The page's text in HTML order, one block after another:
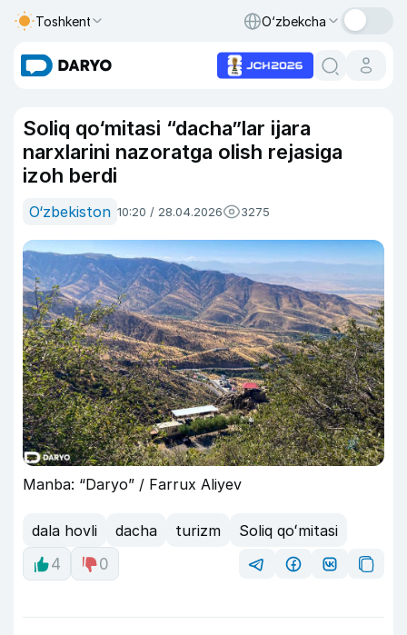
Toshkent O‘zbekcha
Soliq qo‘mitasi “dacha”lar ijara
narxlarini nazoratga olish rejasiga
izoh berdi
O‘zbekiston 10:20 / 28.04.2026 3275
Manba: “Daryo” / Farrux Aliyev
dala hovli dacha turizm
Soliq qoʻmitasi
4
0